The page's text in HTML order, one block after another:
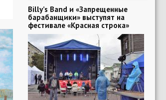
Billy’s Band и «Запрещенные
барабанщики» выступят на
фестивале «Красная строка»